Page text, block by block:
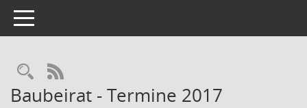
Toggle navigation
Rechercheauswahl
RSS-Feed
Baubeirat - Termine 2017